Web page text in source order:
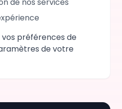
préférences de
de votre